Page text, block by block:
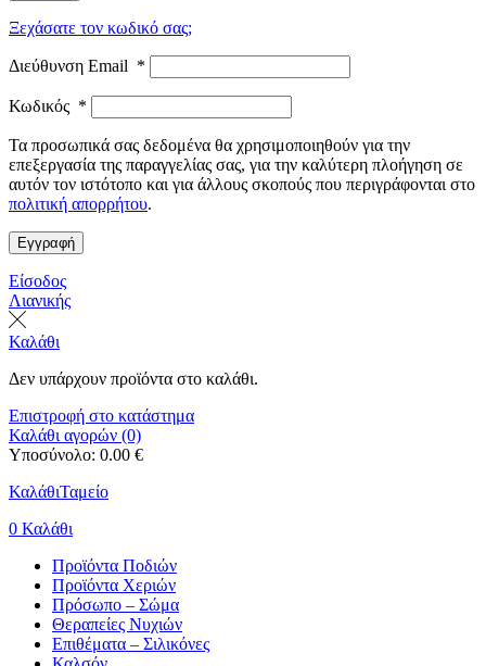
Ξεχάσατε τον κωδικό σας;
Διεύθυνση Email *
Κωδικός *
Τα προσωπικά σας δεδομένα θα χρησιμοποιηθούν για την
επεξεργασία της παραγγελίας σας, για την καλύτερη πλοήγηση σε
αυτόν τον ιστότοπο και για άλλους σκοπούς που περιγράφονται στο
πολιτική απορρήτου.
Εγγραφή
Είσοδος
Λιανικής
Καλάθι
Δεν υπάρχουν προϊόντα στο καλάθι.
Επιστροφή στο κατάστημα
Καλάθι αγορών (0)
Υποσύνολο: 0.00 €
ΚαλάθιΤαμείο
0 Καλάθι
Προϊόντα Ποδιών
Προϊόντα Χεριών
Πρόσωπο – Σώμα
Θεραπείες Νυχιών
Επιθέματα – Σιλικόνες